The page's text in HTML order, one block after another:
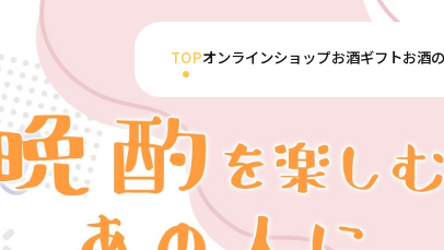
TOPオンラインショップお酒ギフトお酒